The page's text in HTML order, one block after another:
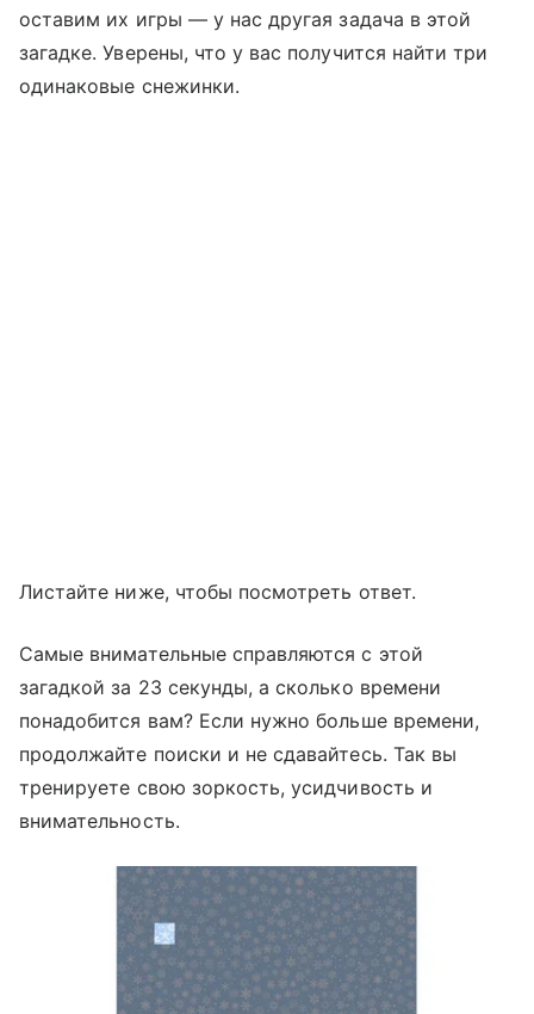
оставим их игры — у нас другая задача в этой
загадке. Уверены, что у вас получится найти три
одинаковые снежинки.
Листайте ниже, чтобы посмотреть ответ.
Самые внимательные справляются с этой
загадкой за 23 секунды, а сколько времени
понадобится вам? Если нужно больше времени,
продолжайте поиски и не сдавайтесь. Так вы
тренируете свою зоркость, усидчивость и
внимательность.